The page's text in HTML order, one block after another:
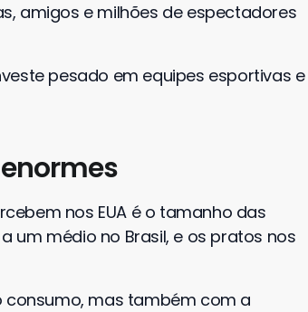
amigos e milhões de espectadores
pesado em equipes esportivas e
nos EUA é o tamanho das
um médio no Brasil, e os pratos nos
mas também com a